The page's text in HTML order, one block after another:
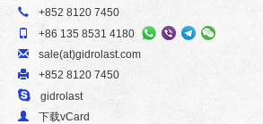
+852 8120 7450
+86 135 8531 4180
sale(at)gidrolast.com
+852 8120 7450
gidrolast
下载vСard